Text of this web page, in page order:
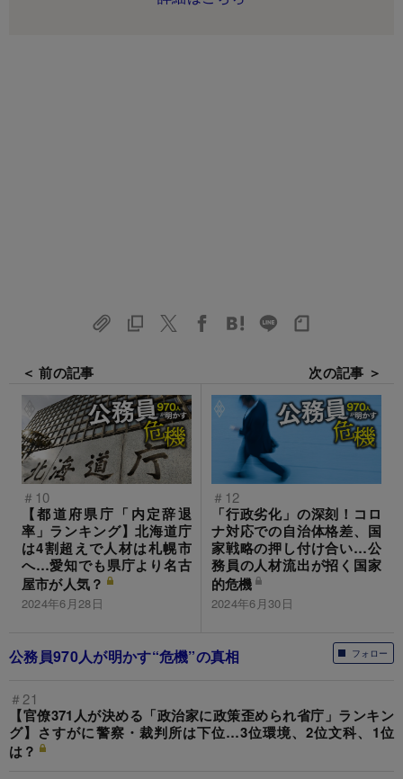
＜ 前の記事
＃10
【都道府県庁「内定辞退
率」ランキング】北海道庁
は4割超えで人材は札幌市
へ…愛知でも県庁より名古
屋市が人気？
2024年6月28日
次の記事 ＞
＃12
「行政劣化」の深刻！コロ
ナ対応での自治体格差、国
家戦略の押し付け合い…公
務員の人材流出が招く国家
的危機
2024年6月30日
フォロー
公務員970人が明かす“危機”の真相
＃21
【官僚371人が決める「政治家に政策歪められ省庁」ランキン
グ】さすがに警察・裁判所は下位…3位環境、2位文科、1位
は？